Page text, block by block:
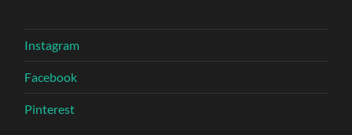
Instagram
Facebook
Pinterest